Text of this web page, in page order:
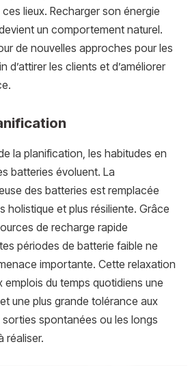
lieux. Recharger son énergie
un comportement naturel.
de nouvelles approches pour les
d’attirer les clients et d’améliorer
la planification, les habitudes en
batteries évoluent. La
des batteries est remplacée
holistique et plus résiliente. Grâce
de recharge rapide
périodes de batterie faible ne
importante. Cette relaxation
du temps quotidiens une
une plus grande tolérance aux
sorties spontanées ou les longs
réaliser.